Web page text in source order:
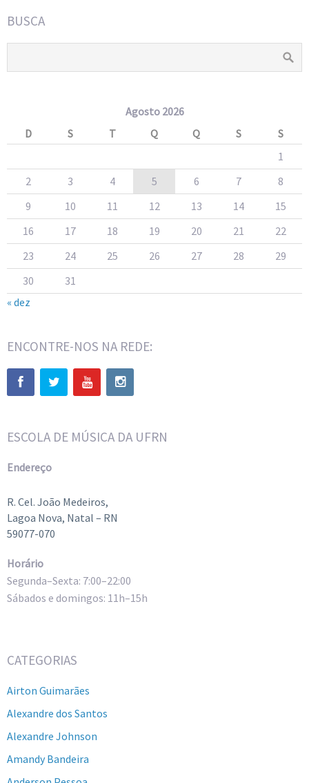
BUSCA
Agosto 2026
D
S T Q Q S
S
1
2
3 4 5 6 7
8
9
10 11 12 13 14
15
16
17 18 19 20 21
22
23
24 25 26 27 28
29
30
31
« dez
ENCONTRE-NOS NA REDE:
ESCOLA DE MÚSICA DA UFRN
Endereço
R. Cel. João Medeiros,
Lagoa Nova, Natal – RN
59077-070
Horário
Segunda–Sexta: 7:00–22:00
Sábados e domingos: 11h–15h
CATEGORIAS
Airton Guimarães
Alexandre dos Santos
Alexandre Johnson
Amandy Bandeira